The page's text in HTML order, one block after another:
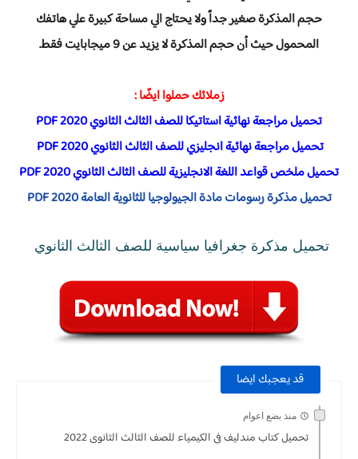
حجم المذكرة صغير جداً ولا يحتاج الي مساحة كبيرة علي هاتفك
المحمول حيث أن حجم المذكرة لا يزيد عن 9 ميجابايت فقط.
زملائك حملوا ايضًا :
تحميل مراجعة نهائية استاتيكا للصف الثالث الثانوي 2020 PDF
تحميل مراجعة نهائية انجليزي للصف الثالث الثانوي 2020 PDF
تحميل ملخص قواعد اللغة الانجليزية للصف الثالث الثانوي 2020 PDF
تحميل مذكرة رسومات مادة الجيولوجيا للثانوية العامة 2020 PDF
تحميل مذكرة جغرافيا سياسية للصف الثالث الثانوي
قد يعجبك ايضا
منذ بضع اعوام
تحميل كتاب مندليف فى الكيمياء للصف الثالث الثانوى 2022